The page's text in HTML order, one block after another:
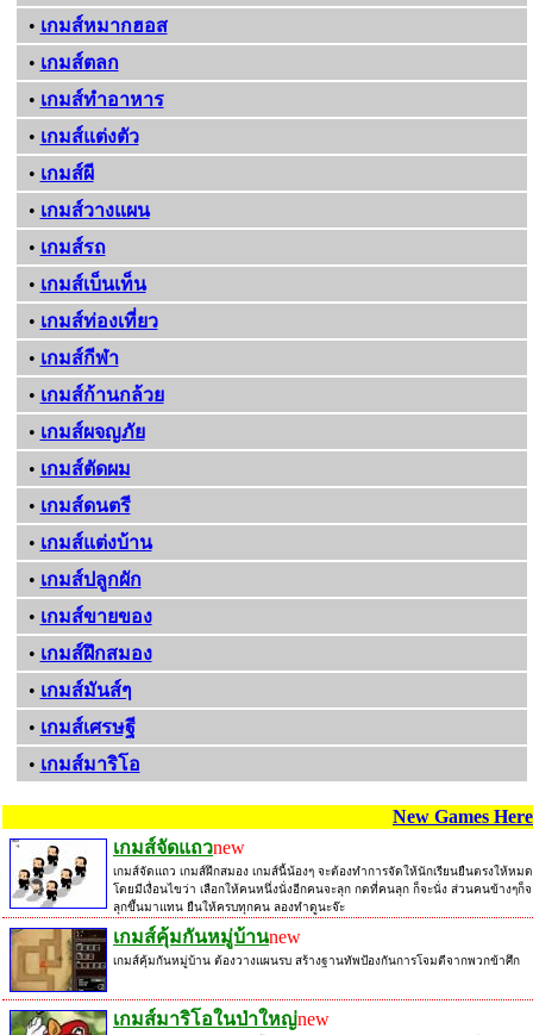
• เกมส์หมากฮอส
• เกมส์ตลก
• เกมส์ทําอาหาร
• เกมส์แต่งตัว
• เกมส์ผี
• เกมส์วางแผน
• เกมส์รถ
• เกมส์เบ็นเท็น
• เกมส์ท่องเที่ยว
• เกมส์กีฬา
• เกมส์ก้านกล้วย
• เกมส์ผจญภัย
• เกมส์ตัดผม
• เกมส์ดนตรี
• เกมส์แต่งบ้าน
• เกมส์ปลูกผัก
• เกมส์ขายของ
• เกมส์ฝึกสมอง
• เกมส์มันส์ๆ
• เกมส์เศรษฐี
• เกมส์มาริโอ
New Games
เกมส์จัดแถวnew
เกมส์จัดแถว เกมส์ฝึกสมอง เกมส์นี้น้องๆ จะต้องทำการจัดให้นักเรียนยืนตรงให้หมด
โดยมีเงื่อนไขว่า เลือกให้คนหนึ่งนั่งอีกคนจะลุก กดที่คนลุก ก็จะนั่ง ส่วนคนข้างๆก็จ
ลุกขึ้นมาแทน ยืนให้ครบทุกคน ลองทำดูนะจ๊ะ
เกมส์คุ้มกันหมู่บ้านnew
เกมส์คุ้มกันหมู่บ้าน ต้องวางแผนรบ สร้างฐานทัพป้องกันการโจมตีจากพวกข้าศึก
เกมส์มาริโอในป่าใหญ่new